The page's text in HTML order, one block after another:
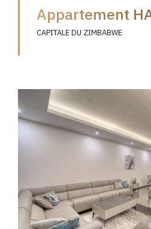
Appartement
CAPITALE DU ZIMBABWE